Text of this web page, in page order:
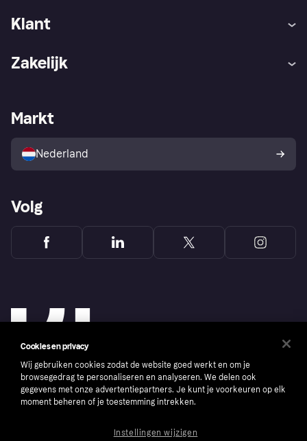
Klant
Winkeloverzicht
Kopersbescherming voor
consumenten
Zakelijk
Zakelijke login
Markt
Nederland
Volg
Cookies en privacy
Wij gebruiken cookies zodat de website goed werkt en om je
browsegedrag te personaliseren en analyseren. We delen ook
gegevens met onze advertentiepartners. Je kunt je voorkeuren op elk
moment beheren of je toestemming intrekken.
Instellingen wijzigen